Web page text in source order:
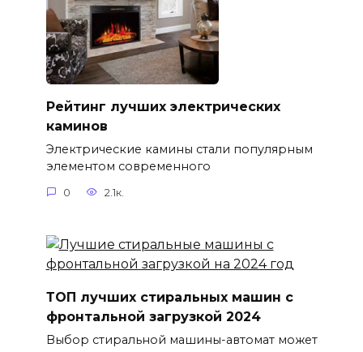
Рейтинг лучших электрических
каминов
Электрические камины стали популярным
элементом современного
0 2.1к.
ТОП лучших стиральных машин с
фронтальной загрузкой 2024
Выбор стиральной машины-автомат может